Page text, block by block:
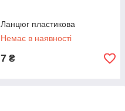
Ланцюг пластикова
Немає в наявності
7 ₴